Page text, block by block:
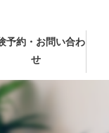
予約・お問い合わ
せ